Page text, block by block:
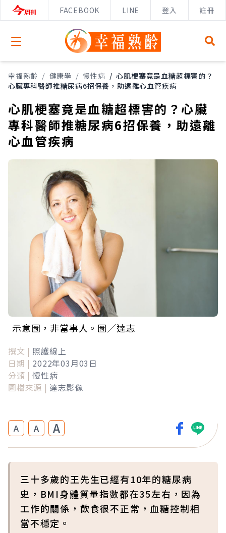
FACEBOOK LINE 登入 註冊
Open menu
幸福熟齡 / 健康學 / 慢性病 / 心肌梗塞竟是血糖超標害的？
心臟專科醫師推糖尿病6招保養，助遠離心血管疾病
心肌梗塞竟是血糖超標害的？心臟
專科醫師推糖尿病6招保養，助遠離
心血管疾病
示意圖，非當事人。圖／達志
撰文 | 照護線上
日期 | 2022年03月03日
分類 | 慢性病
圖檔來源 | 達志影像
A A A
三十多歲的王先生已經有10年的糖尿病
史，BMI身體質量指數都在35左右，因為
工作的關係，飲食很不正常，血糖控制相
當不穩定。